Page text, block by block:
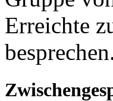
Erreichte